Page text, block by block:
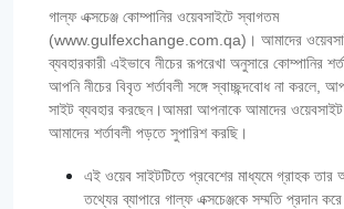
গাল্ফ এক্সচেঞ্জ কোম্পানির ওয়েবসাইটে স্বাগতম
(www.gulfexchange.com.qa)। আমাদের
ব্যবহারকারী এইভাবে নীচের রূপরেখা অনুসারে কোম্পানির
আপনি নীচের বিবৃত শর্তাবলী সঙ্গে স্বাচ্ছন্দবোধ না করলে,
সাইট ব্যবহার করছেন।আমরা আপনাকে আমাদের
আমাদের শর্তাবলী পড়তে সুপারিশ করছি।
এই ওয়েব সাইটটিতে প্রবেশের মাধ্যমে গ্রাহক
তথ্যের ব্যাপারে গাল্‌ফ এক্সচেঞ্জকে সম্মতি প্রদান